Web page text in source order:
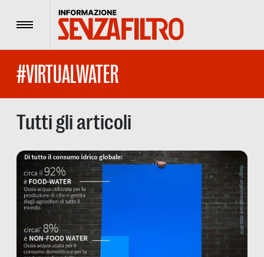
Menu
#VIRTUALWATER
Tutti gli articoli